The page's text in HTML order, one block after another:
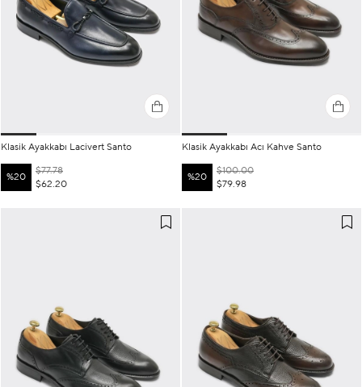
Klasik Ayakkabı Lacivert Santo
%20
$62.20
$77.78
Klasik Ayakkabı Acı Kahve Santo
%20
$79.98
$100.00